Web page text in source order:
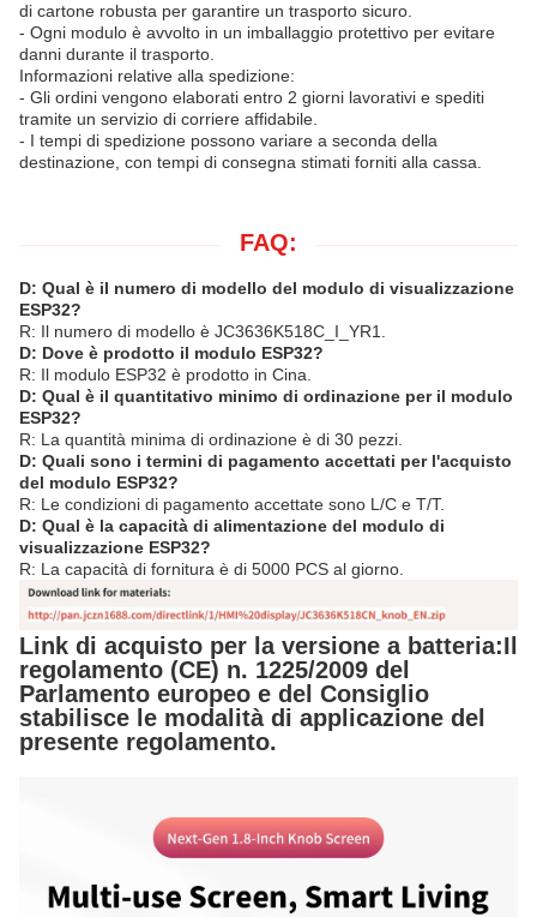
di cartone robusta per garantire un trasporto sicuro.
- Ogni modulo è avvolto in un imballaggio protettivo per evitare
danni durante il trasporto.
Informazioni relative alla spedizione:
- Gli ordini vengono elaborati entro 2 giorni lavorativi e spediti
tramite un servizio di corriere affidabile.
- I tempi di spedizione possono variare a seconda della
destinazione, con tempi di consegna stimati forniti alla cassa.
FAQ:
D: Qual è il numero di modello del modulo di visualizzazione
ESP32?
R: Il numero di modello è JC3636K518C_I_YR1.
D: Dove è prodotto il modulo ESP32?
R: Il modulo ESP32 è prodotto in Cina.
D: Qual è il quantitativo minimo di ordinazione per il modulo
ESP32?
R: La quantità minima di ordinazione è di 30 pezzi.
D: Quali sono i termini di pagamento accettati per l'acquisto
del modulo ESP32?
R: Le condizioni di pagamento accettate sono L/C e T/T.
D: Qual è la capacità di alimentazione del modulo di
visualizzazione ESP32?
R: La capacità di fornitura è di 5000 PCS al giorno.
Link di acquisto per la versione a batteria:Il
regolamento (CE) n. 1225/2009 del
Parlamento europeo e del Consiglio
stabilisce le modalità di applicazione del
presente regolamento.